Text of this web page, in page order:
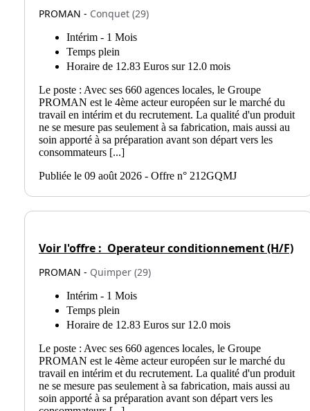
PROMAN - Conquet (29)
Intérim - 1 Mois
Temps plein
Horaire de 12.83 Euros sur 12.0 mois
Le poste : Avec ses 660 agences locales, le Groupe
PROMAN est le 4ème acteur européen sur le marché du
travail en intérim et du recrutement. La qualité d'un produit
ne se mesure pas seulement à sa fabrication, mais aussi au
soin apporté à sa préparation avant son départ vers les
consommateurs [...]
Publiée le 09 août 2026 - Offre n° 212GQMJ
Voir l'offre : Operateur conditionnement (H/F)
PROMAN - Quimper (29)
Intérim - 1 Mois
Temps plein
Horaire de 12.83 Euros sur 12.0 mois
Le poste : Avec ses 660 agences locales, le Groupe
PROMAN est le 4ème acteur européen sur le marché du
travail en intérim et du recrutement. La qualité d'un produit
ne se mesure pas seulement à sa fabrication, mais aussi au
soin apporté à sa préparation avant son départ vers les